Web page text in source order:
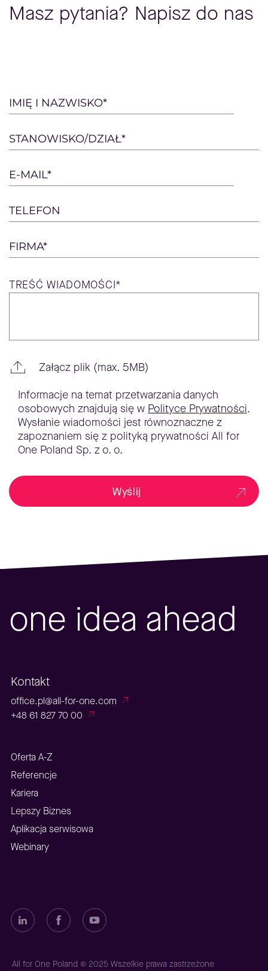
Masz pytania? Napisz do nas
Please
this
field
empty.
IMIĘ I NAZWISKO*
STANOWISKO/DZIAŁ*
E-MAIL*
TELEFON
FIRMA*
TREŚĆ WIADOMOŚCI*
Załącz plik (max. 5MB)
Informacje na temat przetwarzania danych
osobowych znajdują się w Polityce Prywatności.
Wysłanie wiadomości jest równoznaczne z
zapoznaniem się z polityką prywatności All for
One Poland Sp. z o. o.
Wyślij
one idea ahead
Kontakt
office.pl@all-for-one.com
+48 61 827 70 00
Oferta A-Z
Referencje
Kariera
Lepszy Biznes
Aplikacja serwisowa
Webinary
All for One Poland © 2025 Wszelkie prawa zastrzeżone